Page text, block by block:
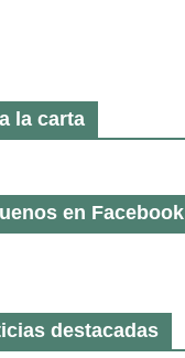
la carta
en Facebook
destacadas